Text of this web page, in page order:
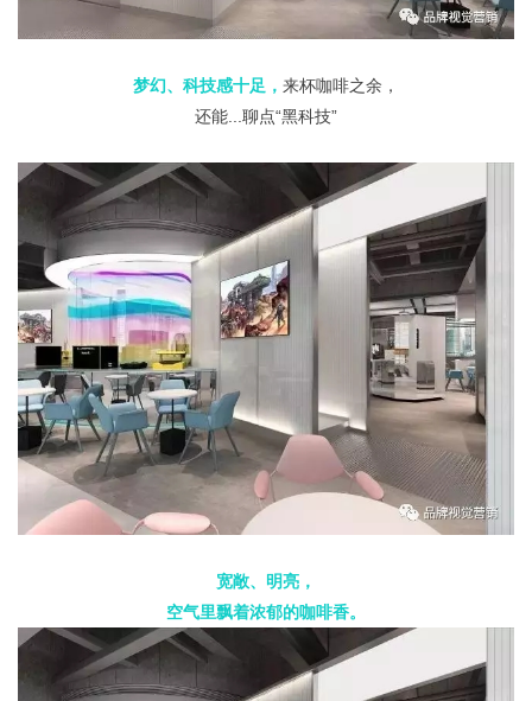
梦幻、科技感十足， 来杯咖啡之余，
还能...聊点“黑科技”
宽敞、明亮，
空气里飘着浓郁的咖啡香。